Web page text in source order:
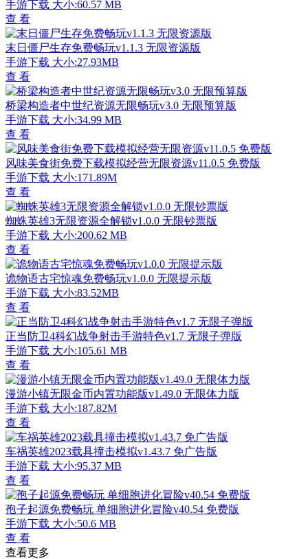
手游下载 大小:60.57 MB
查 看
末日僵尸生存免费畅玩v1.1.3 无限资源版
手游下载 大小:27.93MB
查 看
桥梁构造者中世纪资源无限畅玩v3.0 无限预算版
手游下载 大小:34.99 MB
查 看
风味美食街免费下载模拟经营无限资源v11.0.5 免费版
手游下载 大小:171.89M
查 看
蜘蛛英雄3无限资源全解锁v1.0.0 无限钞票版
手游下载 大小:200.62 MB
查 看
诡物语古宅惊魂免费畅玩v1.0.0 无限提示版
手游下载 大小:83.52MB
查 看
正当防卫4科幻战争射击手游特色v1.7 无限子弹版
手游下载 大小:105.61 MB
查 看
漫游小镇无限金币内置功能版v1.49.0 无限体力版
手游下载 大小:187.82M
查 看
车祸英雄2023载具撞击模拟v1.43.7 免广告版
手游下载 大小:95.37 MB
查 看
孢子起源免费畅玩 单细胞进化冒险v40.54 免费版
手游下载 大小:50.6 MB
查 看
查看更多